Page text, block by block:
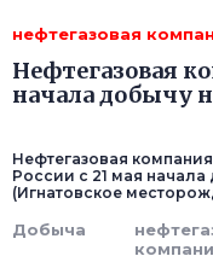
нефтегазовая
Нефтегазовая
начала добычу
Нефтегазовая
России с 21 мая
(Игнатовское
Добыча